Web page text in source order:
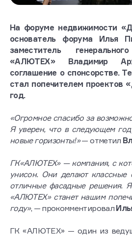
На форуме недвижимости
основатель форума Илья
заместитель
«АЛЮТЕХ» Владимир
соглашение о спонсорстве.
стал попечителем проектов
год.
«Огромное спасибо за
Я уверен, что в следующем
новые горизонты!»— отметил
ГК«АЛЮТЕХ» — компания, с
унисон. Они делают классные
отличные фасадные решения.
«АЛЮТЕХ» станет нашим
году», — прокомментировал
ГК «АЛЮТЕХ» — один из